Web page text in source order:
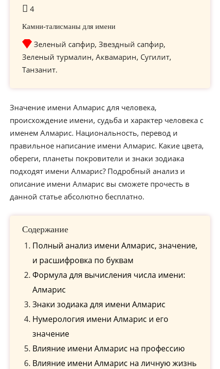
4
Камни-талисманы для имени
Зеленый сапфир, Звездный сапфир,
Зеленый турмалин, Аквамарин, Сугилит,
Танзанит.
Значение имени Алмарис для человека,
происхождение имени, судьба и характер человека с
именем Алмарис. Национальность, перевод и
правильное написание имени Алмарис. Какие цвета,
обереги, планеты покровители и знаки зодиака
подходят имени Алмарис? Подробный анализ и
описание имени Алмарис вы сможете прочесть в
данной статье абсолютно бесплатно.
Содержание
Полный анализ имени Алмарис, значение,
и расшифровка по буквам
Формула для вычисления числа имени:
Алмарис
Знаки зодиака для имени Алмарис
Нумерология имени Алмарис и его
значение
Влияние имени Алмарис на профессию
Влияние имени Алмарис на личную жизнь